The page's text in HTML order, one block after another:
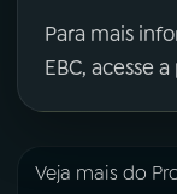
Para mais
EBC, acesse
Veja mais do